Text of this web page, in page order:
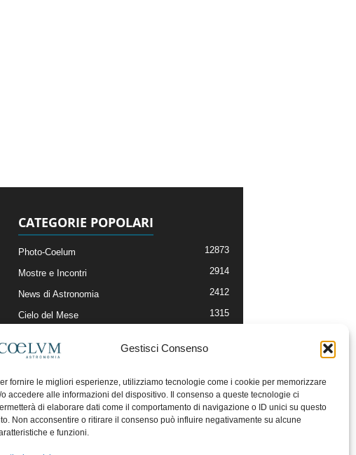
Gestisci Consenso
fornire le migliori esperienze, utilizziamo tecnologie come i cookie per memorizzare
o accedere alle informazioni del dispositivo. Il consenso a queste tecnologie ci
di elaborare dati come il comportamento di navigazione o ID unici su questo
Non acconsentire o ritirare il consenso può influire negativamente su alcune
e funzioni.
CATEGORIE POPOLARI
Photo-Coelum 12873
Mostre e Incontri 2914
News di Astronomia 2412
Cielo del Mese 1315
Articoli e Risorse On-Line
Il Blog della Redazione